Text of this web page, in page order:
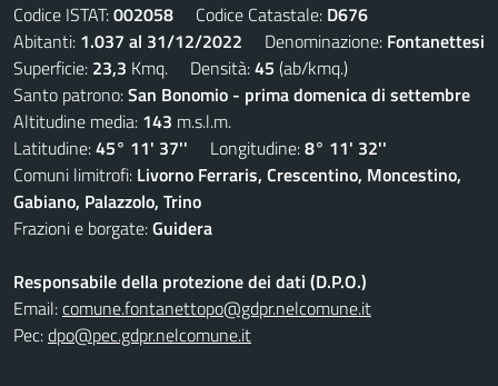
Codice ISTAT:002058 Codice Catastale: D676
Abitanti: 1.037 al 31/12/2022 Denominazione: Fontanettesi
Superficie: 23,3 Kmq. Densità:45 (ab/kmq.)
Santo patrono:San Bonomio - prima domenica di settembre
Altitudine media: 143 m.s.l.m.
Latitudine:45° 11' 37'' Longitudine:8° 11' 32''
Comuni limitrofi: Livorno Ferraris, Crescentino, Moncestino,
Gabiano, Palazzolo, Trino
Frazioni e borgate:Guidera
Responsabile della protezione dei dati (D.P.O.)
Email:comune.fontanettopo@gdpr.nelcomune.it
Pec:dpo@pec.gdpr.nelcomune.it